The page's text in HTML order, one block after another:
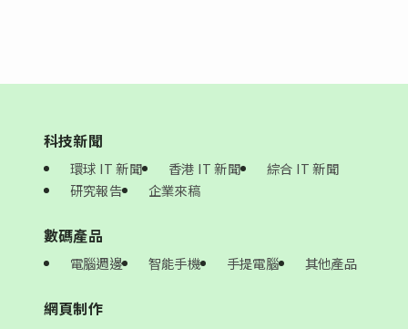
科技新聞
環球 IT 新聞 香港 IT 新聞
綜合 IT 新聞
研究報告
企業來稿
數碼產品
電腦週邊 智能手機 手提電腦 其他產品
網頁制作